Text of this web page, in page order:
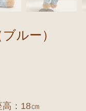
ルー）
：18㎝